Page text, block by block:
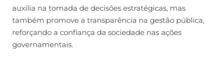
auxilia na tomada de decisões estratégicas, mas
também promove a transparência na gestão pública,
reforçando a confiança da sociedade nas ações
governamentais.